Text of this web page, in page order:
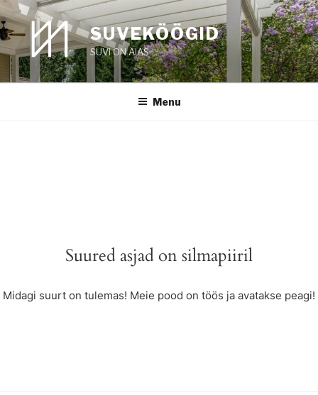
Skip
to
content
SUVEKÖÖGID
SUVI ON AIAS
Menu
Suured asjad on silmapiiril
Midagi suurt on tulemas! Meie pood on töös ja avatakse peagi!